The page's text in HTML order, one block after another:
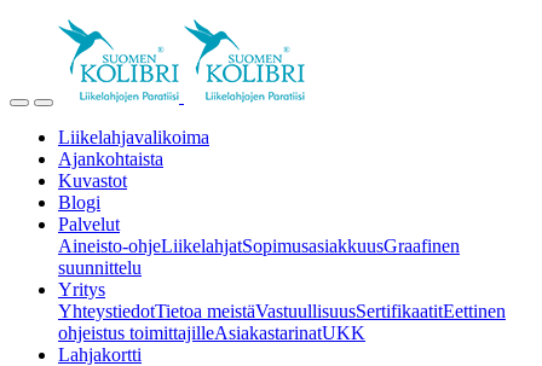
Liikelahjavalikoima
Ajankohtaista
Kuvastot
Blogi
Palvelut
Aineisto-ohjeLiikelahjatSopimusasiakkuusGraafinen
suunnittelu
Yritys
YhteystiedotTietoa meistäVastuullisuusSertifikaatitEettinen
ohjeistus toimittajilleAsiakastarinatUKK
Lahjakortti